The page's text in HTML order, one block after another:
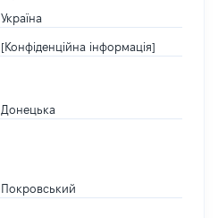
Україна
[Конфіденційна інформація]
Донецька
Покровський